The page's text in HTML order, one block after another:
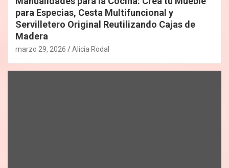
para Especias, Cesta Multifuncional y
Servilletero Original Reutilizando Cajas de
Madera
marzo 29, 2026 Alicia Rodal